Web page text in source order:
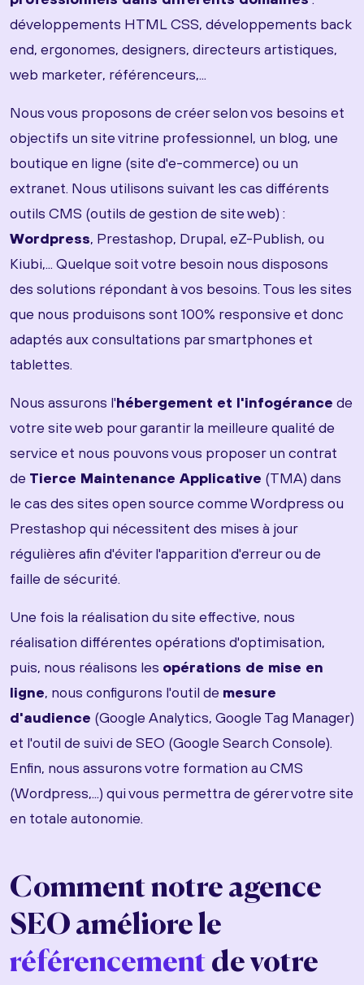
développements HTML CSS, développements back
end, ergonomes, designers, directeurs artistiques,
web marketer, référenceurs,...
Nous vous proposons de créer selon vos besoins et
objectifs un site vitrine professionnel, un blog, une
boutique en ligne (site d'e-commerce) ou un
extranet. Nous utilisons suivant les cas différents
outils CMS (outils de gestion de site web) :
Wordpress, Prestashop, Drupal, eZ-Publish, ou
Kiubi,... Quelque soit votre besoin nous disposons
des solutions répondant à vos besoins. Tous les sites
que nous produisons sont 100% responsive et donc
adaptés aux consultations par smartphones et
tablettes.
Nous assurons l'hébergement et l'infogérance de
votre site web pour garantir la meilleure qualité de
service et nous pouvons vous proposer un contrat
de Tierce Maintenance Applicative (TMA) dans
le cas des sites open source comme Wordpress ou
Prestashop qui nécessitent des mises à jour
régulières afin d'éviter l'apparition d'erreur ou de
faille de sécurité.
Une fois la réalisation du site effective, nous
réalisation différentes opérations d'optimisation,
puis, nous réalisons les opérations de mise en
ligne, nous configurons l'outil de mesure
d'audience (Google Analytics, Google Tag Manager)
et l'outil de suivi de SEO (Google Search Console).
Enfin, nous assurons votre formation au CMS
(Wordpress,...) qui vous permettra de gérer votre site
en totale autonomie.
Comment notre agence
SEO améliore le
référencement de votre